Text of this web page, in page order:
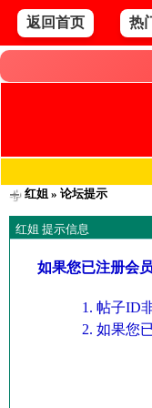
返回首页 热
红姐» 论坛提示
红姐 提示信息
如果您已注册会
帖子ID
如果您